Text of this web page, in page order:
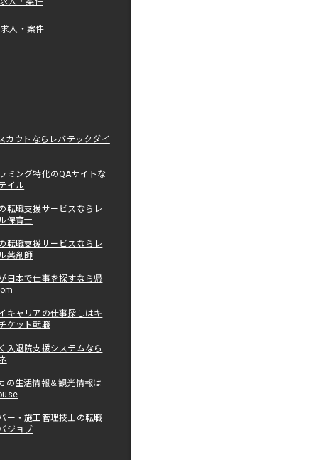
人・案件
カウトならレバテックダイ
ミング特化のQAサイトな
イル
転職支援サービスならレ
保育士
転職支援サービスならレ
薬剤師
日本で仕事を探すなら帰
キャリアの仕事探しはキ
ケット転職
入退院支援システムなら
の生活情報＆観光情報は
ー・施工管理技士の転職
ジョブ